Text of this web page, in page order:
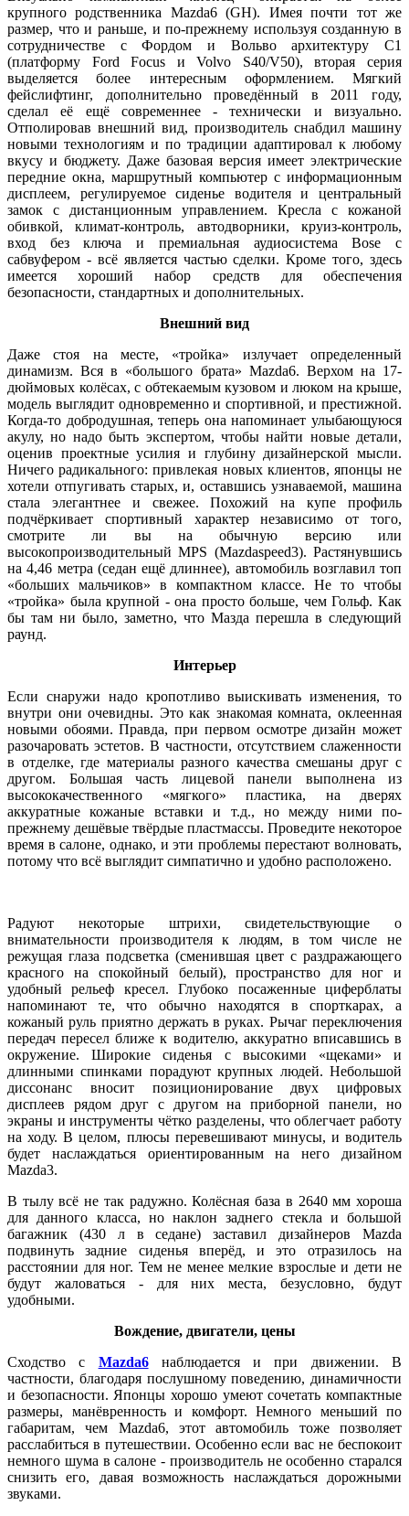
крупного родственника Mazda6 (GH). Имея почти тот же
размер, что и раньше, и по-прежнему используя созданную в
сотрудничестве с Фордом и Вольво архитектуру C1
(платформу Ford Focus и Volvo S40/V50), вторая серия
выделяется более интересным оформлением. Мягкий
фейслифтинг, дополнительно проведённый в 2011 году,
сделал её ещё современнее - технически и визуально.
Отполировав внешний вид, производитель снабдил машину
новыми технологиям и по традиции адаптировал к любому
вкусу и бюджету. Даже базовая версия имеет электрические
передние окна, маршрутный компьютер с информационным
дисплеем, регулируемое сиденье водителя и центральный
замок с дистанционным управлением. Кресла с кожаной
обивкой, климат-контроль, автодворники, круиз-контроль,
вход без ключа и премиальная аудиосистема Bose с
сабвуфером - всё является частью сделки. Кроме того, здесь
имеется хороший набор средств для обеспечения
безопасности, стандартных и дополнительных.
Внешний вид
Даже стоя на месте, «тройка» излучает определенный
динамизм. Вся в «большого брата» Mazda6. Верхом на 17-
дюймовых колёсах, с обтекаемым кузовом и люком на крыше,
модель выглядит одновременно и спортивной, и престижной.
Когда-то добродушная, теперь она напоминает улыбающуюся
акулу, но надо быть экспертом, чтобы найти новые детали,
оценив проектные усилия и глубину дизайнерской мысли.
Ничего радикального: привлекая новых клиентов, японцы не
хотели отпугивать старых, и, оставшись узнаваемой, машина
стала элегантнее и свежее. Похожий на купе профиль
подчёркивает спортивный характер независимо от того,
смотрите ли вы на обычную версию или
высокопроизводительный MPS (Mazdaspeed3). Растянувшись
на 4,46 метра (седан ещё длиннее), автомобиль возглавил топ
«больших мальчиков» в компактном классе. Не то чтобы
«тройка» была крупной - она просто больше, чем Гольф. Как
бы там ни было, заметно, что Мазда перешла в следующий
раунд.
Интерьер
Если снаружи надо кропотливо выискивать изменения, то
внутри они очевидны. Это как знакомая комната, оклеенная
новыми обоями. Правда, при первом осмотре дизайн может
разочаровать эстетов. В частности, отсутствием слаженности
в отделке, где материалы разного качества смешаны друг с
другом. Большая часть лицевой панели выполнена из
высококачественного «мягкого» пластика, на дверях
аккуратные кожаные вставки и т.д., но между ними по-
прежнему дешёвые твёрдые пластмассы. Проведите некоторое
время в салоне, однако, и эти проблемы перестают волновать,
потому что всё выглядит симпатично и удобно расположено.
Радуют некоторые штрихи, свидетельствующие о
внимательности производителя к людям, в том числе не
режущая глаза подсветка (сменившая цвет с раздражающего
красного на спокойный белый), пространство для ног и
удобный рельеф кресел. Глубоко посаженные циферблаты
напоминают те, что обычно находятся в спорткарах, а
кожаный руль приятно держать в руках. Рычаг переключения
передач пересел ближе к водителю, аккуратно вписавшись в
окружение. Широкие сиденья с высокими «щеками» и
длинными спинками порадуют крупных людей. Небольшой
диссонанс вносит позиционирование двух цифровых
дисплеев рядом друг с другом на приборной панели, но
экраны и инструменты чётко разделены, что облегчает работу
на ходу. В целом, плюсы перевешивают минусы, и водитель
будет наслаждаться ориентированным на него дизайном
Mazda3.
В тылу всё не так радужно. Колёсная база в 2640 мм хороша
для данного класса, но наклон заднего стекла и большой
багажник (430 л в седане) заставил дизайнеров Mazda
подвинуть задние сиденья вперёд, и это отразилось на
расстоянии для ног. Тем не менее мелкие взрослые и дети не
будут жаловаться - для них места, безусловно, будут
удобными.
Вождение, двигатели, цены
Сходство с Mazda6наблюдается и при движении. В
частности, благодаря послушному поведению, динамичности
и безопасности. Японцы хорошо умеют сочетать компактные
размеры, манёвренность и комфорт. Немного меньший по
габаритам, чем Mazda6, этот автомобиль тоже позволяет
расслабиться в путешествии. Особенно если вас не беспокоит
немного шума в салоне - производитель не особенно старался
снизить его, давая возможность наслаждаться дорожными
звуками.